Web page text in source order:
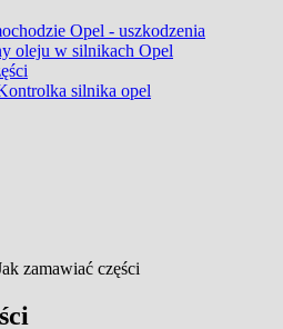
Opel - uszkodzenia
oleju w silnikach Opel
silnika opel
zamawiać części